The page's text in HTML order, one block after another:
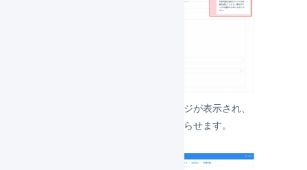
画面右上にアラートメッセージが表示され、
新規登録が失敗したことを知らせます。